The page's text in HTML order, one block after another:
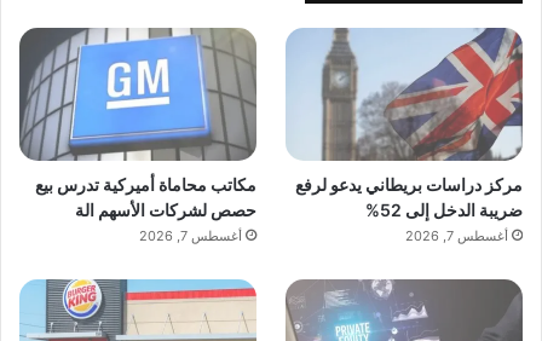
مركز دراسات بريطاني يدعو لرفع
ضريبة الدخل إلى 52%
أغسطس 7, 2026
مكاتب محاماة أميركية تدرس بيع
حصص لشركات الأسهم الة
أغسطس 7, 2026